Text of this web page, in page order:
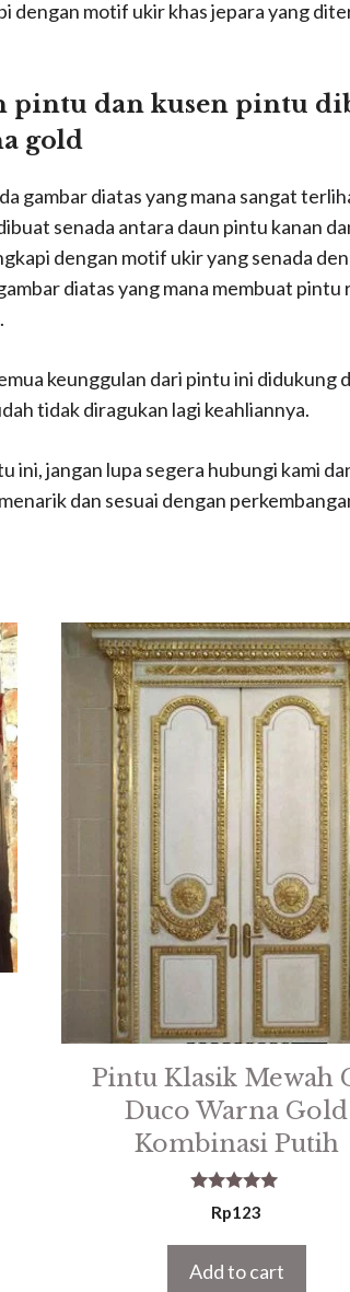
dengan motif ukir khas jepara yang
dan kusen pintu
gold
gambar diatas yang mana sangat
senada antara daun pintu kanan
dengan motif ukir yang senada
diatas yang mana membuat
keunggulan dari pintu ini
tidak diragukan lagi keahliannya.
ini, jangan lupa segera hubungi kami
dan sesuai dengan
Pintu Klasik Mewah
Duco Warna Gold
Kombinasi Putih
5.00
out of 5
Rp123
Add to cart